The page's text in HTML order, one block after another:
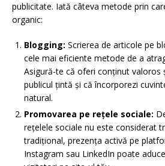
publicitate. Iată câteva metode prin
organic:
Blogging: Scrierea de articole pe
cele mai eficiente metode de a
Asigură-te că oferi conținut valoros
publicul țintă și că încorporezi
natural.
Promovarea pe rețele sociale:
rețelele sociale nu este considerat
tradițional, prezența activă pe
Instagram sau LinkedIn poate